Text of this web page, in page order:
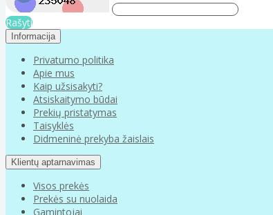
Rašyti
Informacija
Privatumo politika
Apie mus
Kaip užsisakyti?
Atsiskaitymo būdai
Prekių pristatymas
Taisyklės
Didmeninė prekyba žaislais
Klientų aptarnavimas
Visos prekės
Prekės su nuolaida
Gamintojai